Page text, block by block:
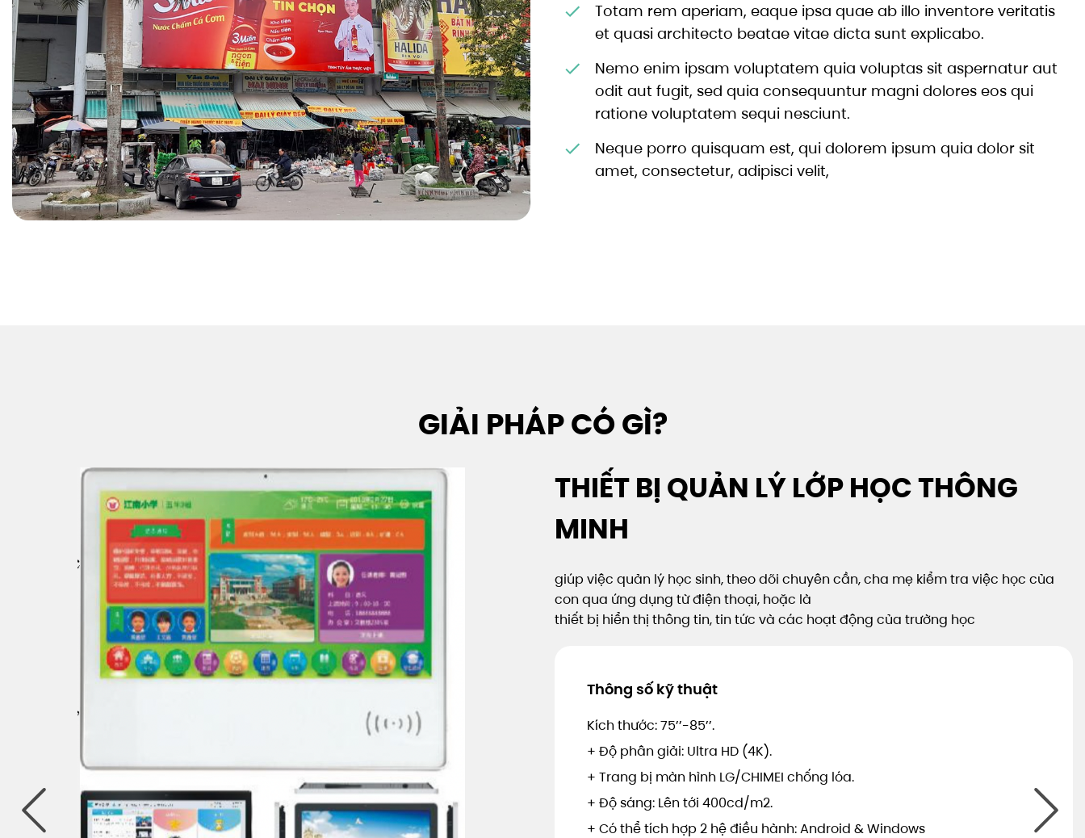
Totam rem aperiam, eaque ipsa quae ab illo inventore veritatis
et quasi architecto beatae vitae dicta sunt explicabo.
Nemo enim ipsam voluptatem quia voluptas sit aspernatur aut
odit aut fugit, sed quia consequuntur magni dolores eos qui
ratione voluptatem sequi nesciunt.
Neque porro quisquam est, qui dolorem ipsum quia dolor sit
amet, consectetur, adipisci velit,
GIẢI PHÁP CÓ GÌ?
THIẾT BỊ QUẢN LÝ LỚP HỌC THÔNG
MINH
giúp việc quản lý học sinh, theo dõi chuyên cần, cha mẹ kiểm tra việc học của
con qua ứng dụng từ điện thoại, hoặc là
thiết bị hiển thị thông tin, tin tức và các hoạt động của trường học
Thông số kỹ thuật
Kích thước: 75’’-85’’.
+ Độ phân giải: Ultra HD (4K).
+ Trang bị màn hình LG/CHIMEI chống lóa.
+ Độ sáng: Lên tới 400cd/m2.
+ Có thể tích hợp 2 hệ điều hành: Android & Windows